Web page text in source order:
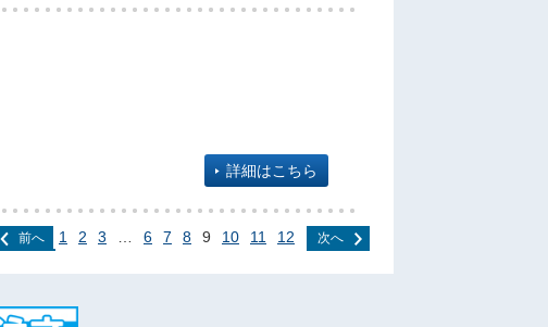
詳細はこちら
前へ 1 2 3 6 7 8 9 10 11 12 次へ